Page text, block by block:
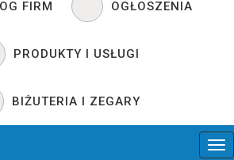
FIRM OGŁOSZENIA
PRODUKTY I USŁUGI
BIŻUTERIA I ZEGARY